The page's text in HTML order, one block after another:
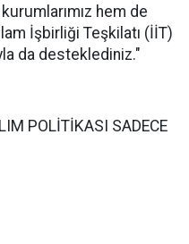
hem de
İşbirliği Teşkilatı (İİT)
da desteklediniz."
POLİTİKASI SADECE